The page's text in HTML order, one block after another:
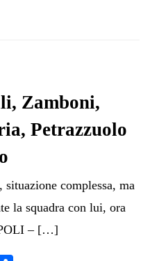
Zamboni,
Petrazzuolo
complessa, ma
la squadra con lui, ora
– […]